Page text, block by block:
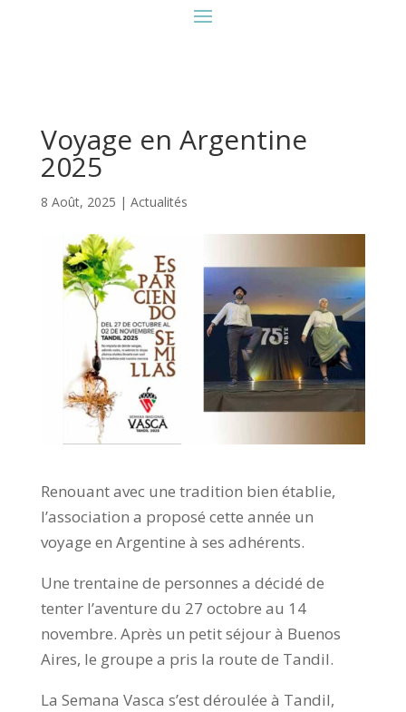
Voyage en Argentine
2025
8 Août, 2025 | Actualités
Renouant avec une tradition bien établie,
l’association a proposé cette année un
voyage en Argentine à ses adhérents.
Une trentaine de personnes a décidé de
tenter l’aventure du 27 octobre au 14
novembre. Après un petit séjour à Buenos
Aires, le groupe a pris la route de Tandil.
La Semana Vasca s’est déroulée à Tandil,